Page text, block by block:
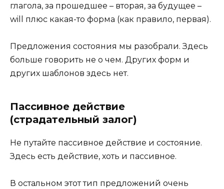
глагола, за прошедшее – вторая, за будущее –
will плюс какая-то форма (как правило, первая).
Предложения состояния мы разобрали. Здесь
больше говорить не о чем. Других форм и
других шаблонов здесь нет.
Пассивное действие
(страдательный залог)
Не путайте пассивное действие и состояние.
Здесь есть действие, хоть и пассивное.
В остальном этот тип предложений очень